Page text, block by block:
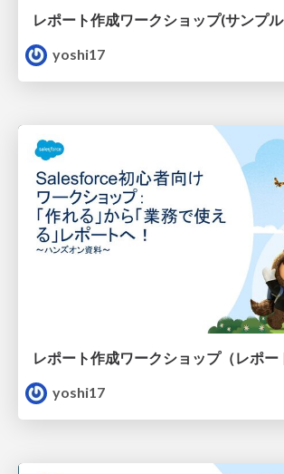
レポート作成ワークショップ(サンプ
yoshi17
yoshi17